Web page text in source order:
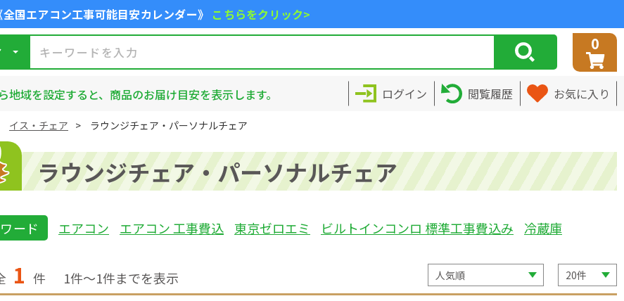
全国エアコン工事可能目安カレンダー》 こちらをクリック>
0
地域を設定すると、商品のお届け目安を表示します。 ログイン 閲覧履歴 お気に入り
イス・チェア ラウンジチェア・パーソナルチェア
ラウンジチェア・パーソナルチェア
ード エアコン エアコン 工事費込 東京ゼロエミ ビルトインコンロ 標準工事費込み 冷蔵庫
1 件 1件〜1件までを表示